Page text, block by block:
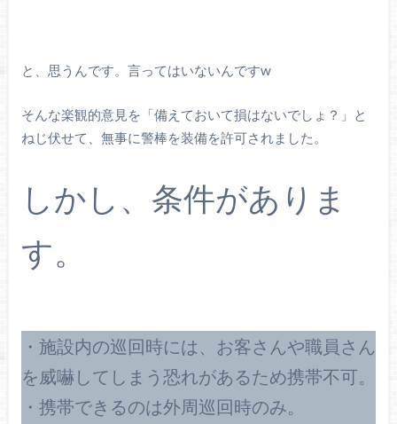
と、思うんです。言ってはいないんですw
そんな楽観的意見を「備えておいて損はないでしょ？」と
ねじ伏せて、無事に警棒を装備を許可されました。
しかし、条件がありま
す。
・施設内の巡回時には、お客さんや職員さん
を威嚇してしまう恐れがあるため携帯不可。
・携帯できるのは外周巡回時のみ。